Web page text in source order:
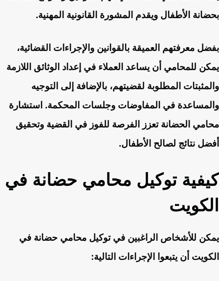
بحضانة الأطفال ويقدم المشورة القانونية المهنية.
بفضل معرفتهم العميقة بالقوانين والإجراءات القضائية،
يمكن للمحامي أن يساعد العملاء في إعداد الوثائق اللازمة
والمثبتات المطلوبة لقضيتهم، بالإضافة إلى التوجيه
والمساعدة في المفاوضات وجلسات المحكمة. استشارة
محامي الحضانة تعزز الفرصة للفوز في القضية وتحقيق
أفضل نتائج لصالح الأطفال.
كيفية توكيل محامي حضانة في
الكويت
يمكن للأشخاص الراغبين في توكيل محامي حضانة في
الكويت أن يتبعوا الإجراءات التالية: